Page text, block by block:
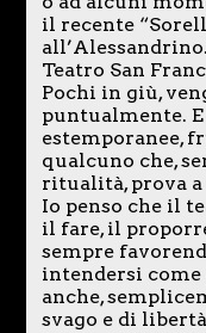
il recente
Teatro San
Pochi in giù,
puntualmente.
estemporanee,
qualcuno che,
ritualità, prova
Io penso che il
il fare, il
sempre
intendersi
anche,
svago e di